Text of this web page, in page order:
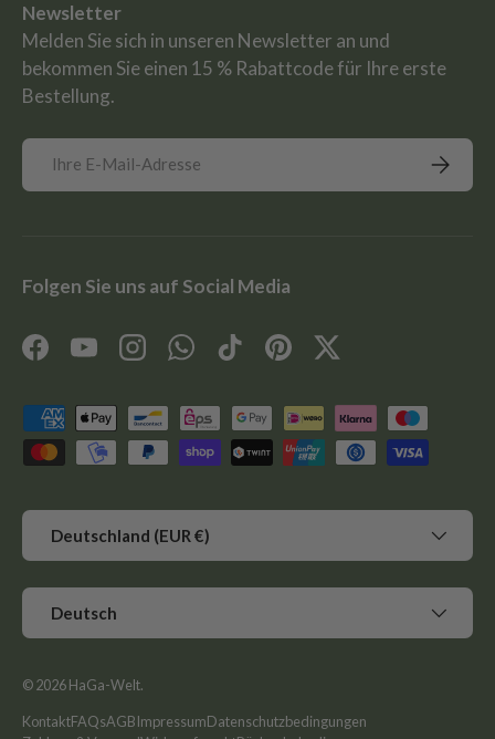
Newsletter
Melden Sie sich in unseren Newsletter an und
bekommen Sie einen 15 % Rabattcode für Ihre erste
Bestellung.
E-Mail
Folgen Sie uns auf Social Media
FacebookYouTubeInstagramWhatsApp
TikTokPinterestTwitter
Zahlungsmethoden
Land/Region
Deutschland (EUR €)
Sprache
Deutsch
© 2026HaGa-Welt.
KontaktFAQsAGBImpressumDatenschutzbedingungen